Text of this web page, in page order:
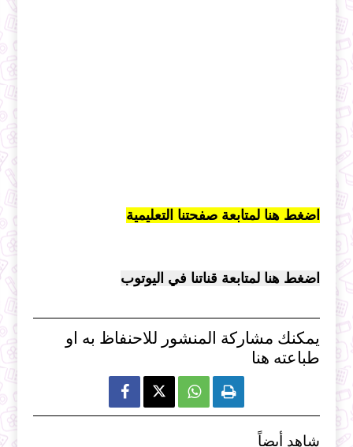
اضغط هنا لمتابعة صفحتنا التعليمية
اضغط هنا لمتابعة قناتنا في اليوتوب
يمكنك مشاركة المنشور للاحنفاظ به او
طباعته هنا
  
شاهد أيضاً